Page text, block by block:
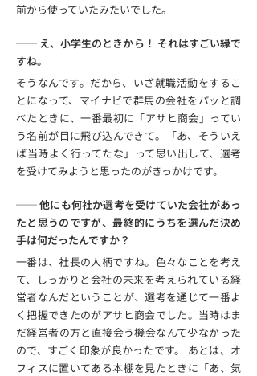
前から使っていたみたいでした。
── え、小学生のときから！ それはすごい縁で
すね。
そうなんです。だから、いざ就職活動をするこ
とになって、マイナビで群馬の会社をパッと調
べたときに、一番最初に「アサヒ商会」ってい
う名前が目に飛び込んできて。「あ、そういえ
ば当時よく行ってたな」って思い出して、選考
を受けてみようと思ったのがきっかけです。
── 他にも何社か選考を受けていた会社があっ
たと思うのですが、最終的にうちを選んだ決め
手は何だったんですか？
一番は、社長の人柄ですね。色々なことを考え
て、しっかりと会社の未来を考えられている経
営者なんだということが、選考を通じて一番よ
く把握できたのがアサヒ商会でした。当時はま
だ経営者の方と直接会う機会なんて少なかった
ので、すごく印象が良かったです。 あとは、オ
フィスに置いてある本棚を見たときに「あ、気